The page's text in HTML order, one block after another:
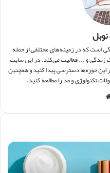
است که در زمینه‌های مختلفی از جمله
زندگی و ... فعالیت می‌کند. در این سایت
این حوزه‌ها دسترسی پیدا کنید و همچنین
تکنولوژی و مد را مطالعه کنید.